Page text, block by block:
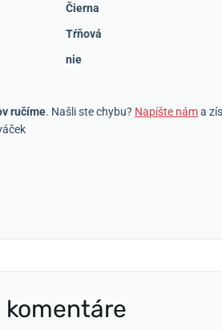
Čierna
Tŕňová
nie
ručíme. Našli ste chybu? Napíšte náma
komentáre